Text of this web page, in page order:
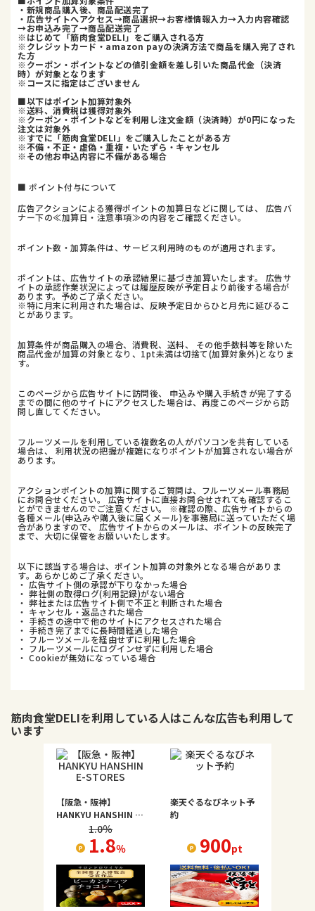
・新規商品購入後、商品配送完了
・広告サイトへアクセス→商品選択→お客様情報入力→入力内容確認
→お申込み完了→商品配送完了
※はじめて「筋肉食堂DELI」をご購入される方
※クレジットカード・amazon payの決済方法で商品を購入完了され
た方
※クーポン・ポイントなどの値引金額を差し引いた商品代金（決済
時）が対象となります
※コースに指定はございません
■以下はポイント加算対象外
※送料、消費税は獲得対象外
※クーポン・ポイントなどを利用し注文金額（決済時）が0円になった
注文は対象外
※すでに「筋肉食堂DELI」をご購入したことがある方
※不備・不正・虚偽・重複・いたずら・キャンセル
※その他お申込内容に不備がある場合
■ ポイント付与について
広告アクションによる獲得ポイントの加算日などに関しては、 広告バ
ナー下の≪加算日・注意事項≫の内容をご確認ください。
ポイント数・加算条件は、サービス利用時のものが適用されます。
ポイントは、広告サイトの承認結果に基づき加算いたします。 広告サ
イトの承認作業状況によっては履歴反映が予定日より前後する場合が
あります。予めご了承ください。
※特に月末に利用された場合は、反映予定日からひと月先に延びるこ
とがあります。
加算条件が商品購入の場合、消費税、送料、 その他手数料等を除いた
商品代金が加算の対象となり、1pt未満は切捨て(加算対象外)となりま
す。
このページから広告サイトに訪問後、 申込みや購入手続きが完了する
までの間に他のサイトにアクセスした場合は、再度このページから訪
問し直してください。
フルーツメールを利用している複数名の人がパソコンを共有している
場合は、 利用状況の把握が複雑になりポイントが加算されない場合が
あります。
アクションポイントの加算に関するご質問は、フルーツメール事務局
にお問合せください。 広告サイトに直接お問合せされても確認するこ
とができませんのでご注意ください。 ※確認の際、広告サイトからの
各種メール(申込みや購入後に届くメール)を事務局に送っていただく場
合がありますので、 広告サイトからのメールは、ポイントの反映完了
まで、大切に保管をお願いいたします。
以下に該当する場合は、ポイント加算の対象外となる場合がありま
す。あらかじめご了承ください。
・ 広告サイト側の承認が下りなかった場合
・ 弊社側の取得ログ(利用記録)がない場合
・ 弊社または広告サイト側で不正と判断された場合
・ キャンセル・返品された場合
・ 手続きの途中で他のサイトにアクセスされた場合
・ 手続き完了までに長時間経過した場合
・ フルーツメールを経由せずに利用した場合
・ フルーツメールにログインせずに利用した場合
・ Cookieが無効になっている場合
筋肉食堂DELIを利用している人はこんな広告も利用して
います
【阪急・阪神】
HANKYU HANSHIN E-
STORES1.0％
1.8％
楽天ぐるなびネット予
約
900pt